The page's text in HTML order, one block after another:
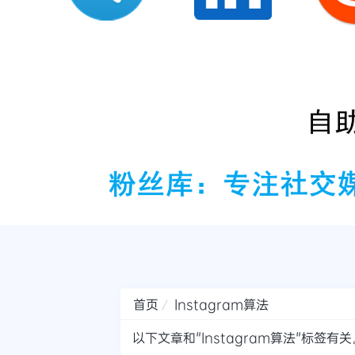
首页
Instagram算法
以下文章和"Instagram算法"标签有关